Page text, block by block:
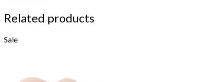
Related products
Sale